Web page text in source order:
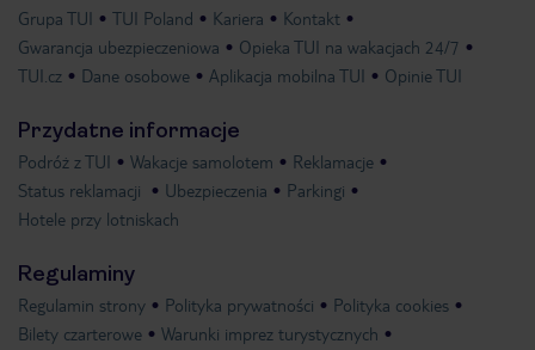
Grupa TUI TUI Poland Kariera
Kontakt
Gwarancja ubezpieczeniowa
Opieka TUI na wakacjach 24/7
TUI.cz
Dane osobowe Aplikacja mobilna TUI Opinie TUI
Przydatne informacje
Podróż z TUI Wakacje samolotem
Reklamacje
Status reklamacji
Ubezpieczenia
Parkingi
Hotele przy lotniskach
Regulaminy
Regulamin strony Polityka prywatności
Polityka cookies
Bilety czarterowe
Warunki imprez turystycznych